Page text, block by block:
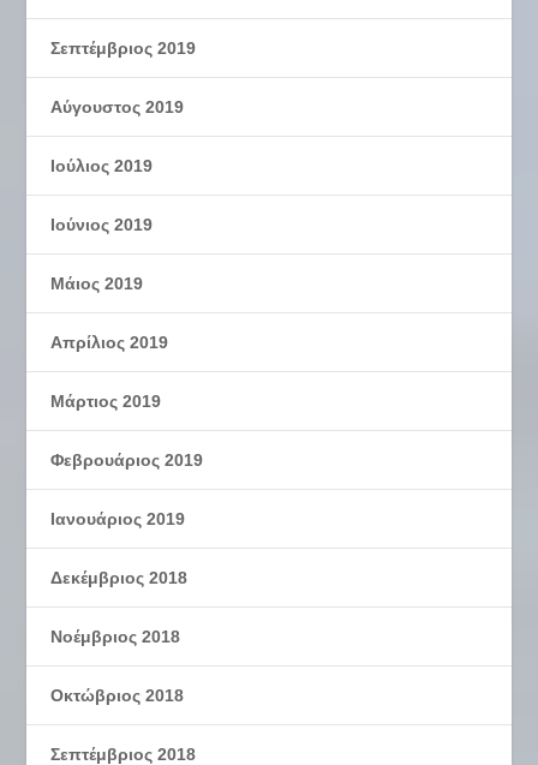
Σεπτέμβριος 2019
Αύγουστος 2019
Ιούλιος 2019
Ιούνιος 2019
Μάιος 2019
Απρίλιος 2019
Μάρτιος 2019
Φεβρουάριος 2019
Ιανουάριος 2019
Δεκέμβριος 2018
Νοέμβριος 2018
Οκτώβριος 2018
Σεπτέμβριος 2018